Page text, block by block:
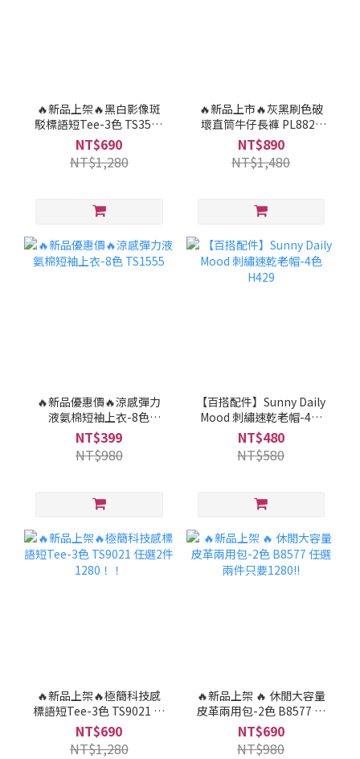
🔥新品上架🔥黑白影像斑
駁標語短Tee-3色 TS3501
任選2件1280！！
NT$690
NT$1,280
🔥新品上市🔥灰黑刷色破
壞直筒牛仔長褲 PL8826
任選2件1680！！
NT$890
NT$1,480
🔥新品優惠價🔥涼感彈力
液氨棉短袖上衣-8色
TS1555
NT$399
NT$980
【百搭配件】Sunny Daily
Mood 刺繡速乾老帽-4色
H429
NT$480
NT$580
🔥新品上架🔥極簡科技感
標語短Tee-3色 TS9021 任
選2件1280！！
NT$690
NT$1,280
🔥新品上架 🔥 休閒大容量
皮革兩用包-2色 B8577 任
選兩件只要1280!!
NT$690
NT$980